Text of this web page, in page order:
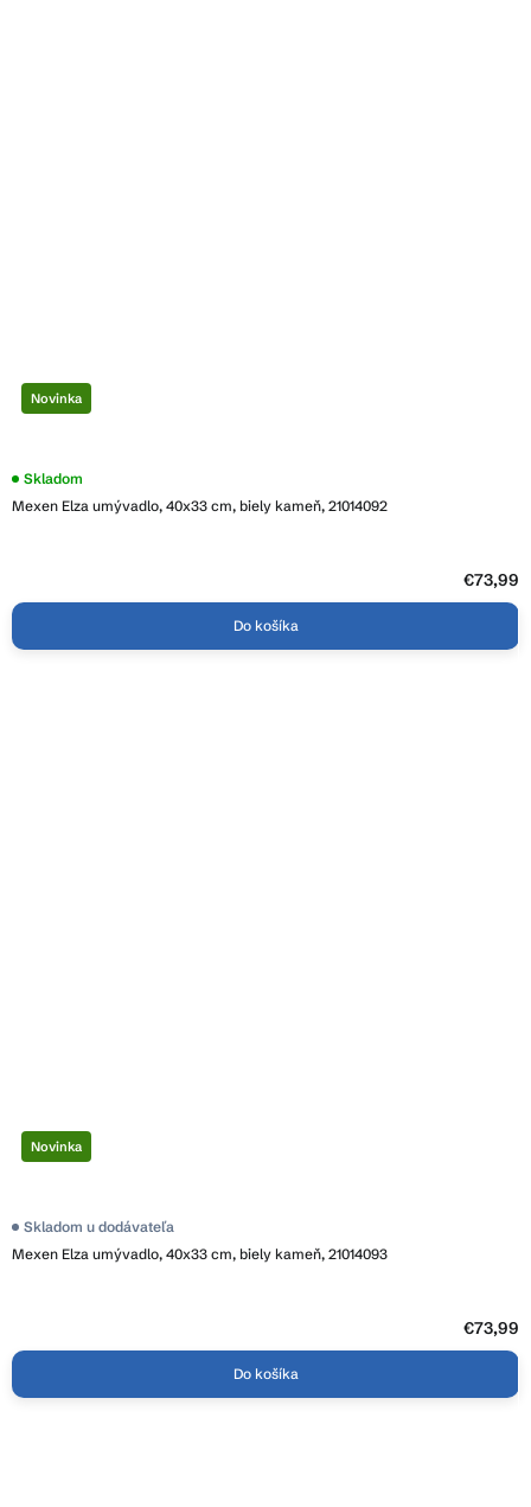
Novinka
Mexen Elza umývadlo, 40x33 cm, biely kameň, 21014092
Skladom
€73,99
Do košíka
Novinka
Mexen Elza umývadlo, 40x33 cm, biely kameň, 21014093
Skladom u dodávateľa
€73,99
Do košíka